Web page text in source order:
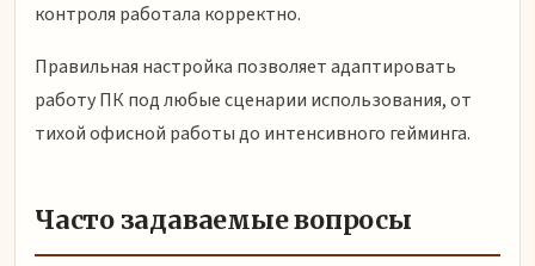
контроля работала корректно.
Правильная настройка позволяет адаптировать
работу ПК под любые сценарии использования, от
тихой офисной работы до интенсивного гейминга.
Часто задаваемые вопросы